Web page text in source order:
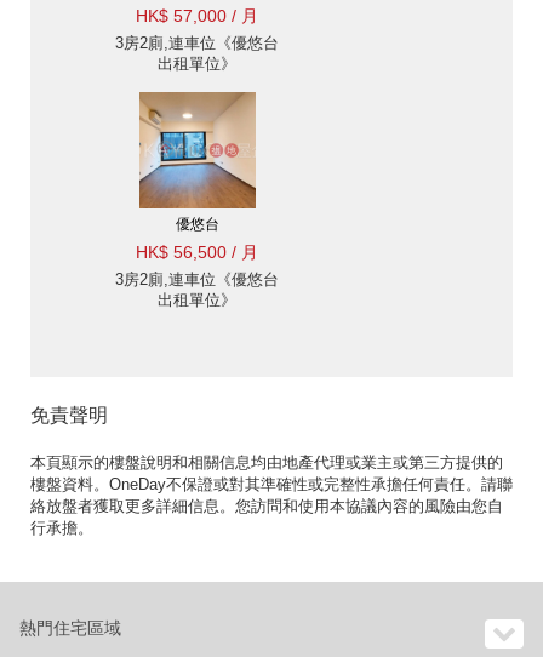
HK$ 57,000 / 月
3房2廁,連車位《優悠台
出租單位》
優悠台
HK$ 56,500 / 月
3房2廁,連車位《優悠台
出租單位》
免責聲明
本頁顯示的樓盤說明和相關信息均由地產代理或業主或第三方提供的
樓盤資料。OneDay不保證或對其準確性或完整性承擔任何責任。請聯
絡放盤者獲取更多詳細信息。您訪問和使用本協議內容的風險由您自
行承擔。
熱門住宅區域